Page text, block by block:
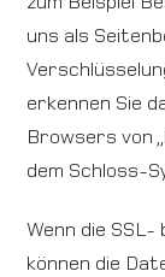
uns als
erkennen Sie
Browsers von
dem Schloss-
Wenn die
können die